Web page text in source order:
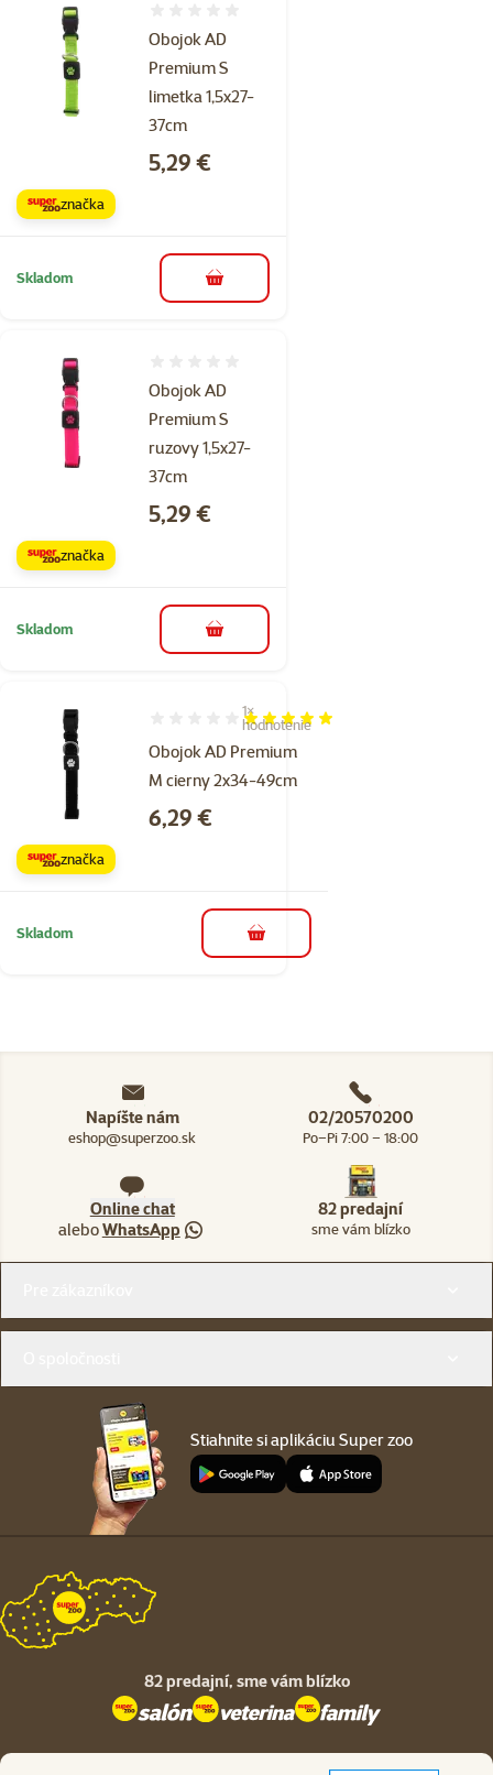
Obojok AD
Premium S
limetka 1,5x27-
37cm
Cena
5,29 €
značka
Skladom do košíka
Obojok AD
Premium S
ruzovy 1,5x27-
37cm
Cena
5,29 €
značka
Skladom do košíka
Obojok AD Premium
M cierny 2x34-49cm
Hodnotenie 100%, počet hodnotení: 1
1×
hodnotenie
Cena
6,29 €
značka
Skladom do košíka
Napíšte nám
eshop@superzoo.sk
02/20570200
Po–Pi 7:00 – 18:00
Online chat
aleboWhatsApp
82 predajní
sme vám blízko
Stiahnite si aplikáciu Super zoo
82 predajní, sme vám blízko